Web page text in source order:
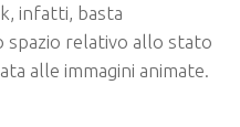
infatti, basta
spazio relativo allo stato
alle immagini animate.